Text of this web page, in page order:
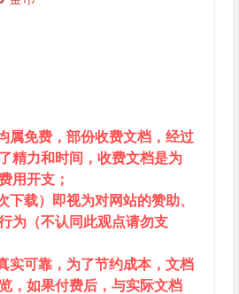
属免费，部份收费文档，经过
精力和时间，收费文档是为
用开支；
下载）即视为对网站的赞助、
为（不认同此观点请勿支
实可靠，为了节约成本，文档
，如果付费后，与实际文档